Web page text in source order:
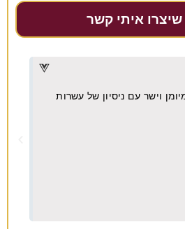
שיצרו איתי קשר
וישר עם ניסיון של עשרות